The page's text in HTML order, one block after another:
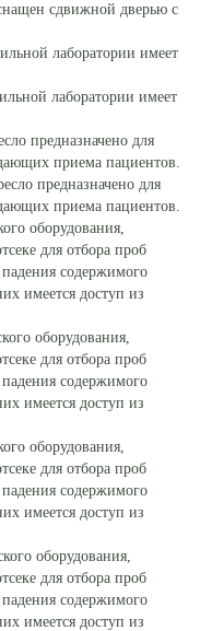
сдвижной дверью с
лаборатории имеет
предназначено для
приема пациентов.
оборудования,
для отбора проб
содержимого
имеется доступ из
оборудования,
для отбора проб
содержимого
имеется доступ из